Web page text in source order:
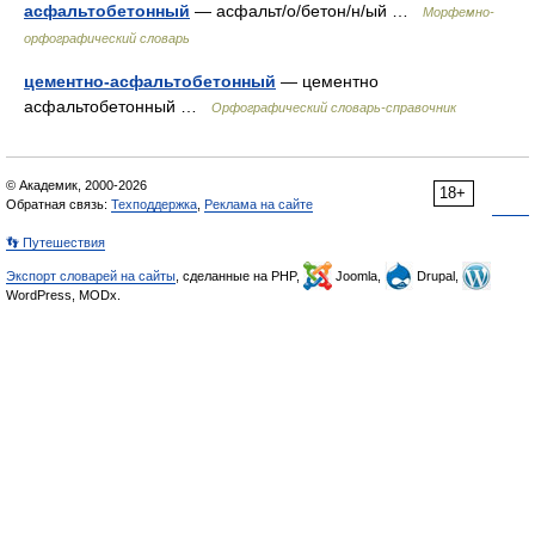
асфальтобетонный — асфальт/о/бетон/н/ый …
Морфемно-
орфографический словарь
цементно-асфальтобетонный — цементно
асфальтобетонный …
Орфографический словарь-справочник
18+
© Академик, 2000-2026
Обратная связь: Техподдержка Реклама на сайте
👣 Путешествия
Экспорт словарей на сайты , сделанные на PHP, Joomla,
Drupal,
WordPress, MODx.